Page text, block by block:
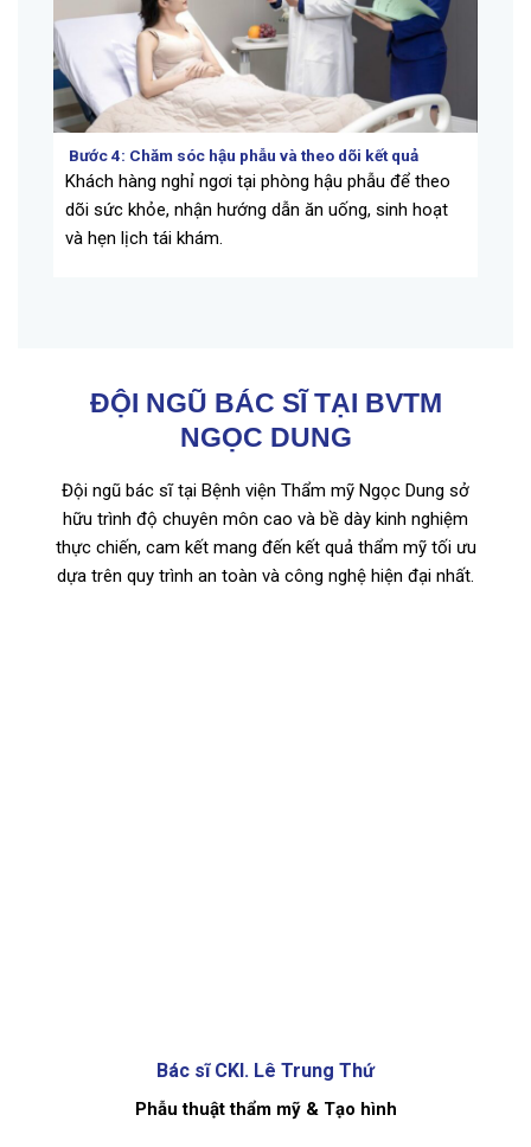
Bước 4: Chăm sóc hậu phẫu và theo dõi kết quả
Khách hàng nghỉ ngơi tại phòng hậu phẫu để theo
dõi sức khỏe, nhận hướng dẫn ăn uống, sinh hoạt
và hẹn lịch tái khám.
ĐỘI NGŨ BÁC SĨ TẠI BVTM
NGỌC DUNG
Đội ngũ bác sĩ tại Bệnh viện Thẩm mỹ Ngọc Dung sở
hữu trình độ chuyên môn cao và bề dày kinh nghiệm
thực chiến, cam kết mang đến kết quả thẩm mỹ tối ưu
dựa trên quy trình an toàn và công nghệ hiện đại nhất.
Bác sĩ CKI. Lê Trung Thứ
Phẫu thuật thẩm mỹ & Tạo hình